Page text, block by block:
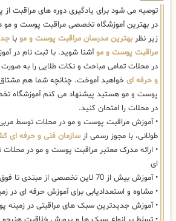
توصیه می شود برای یادگیری دوره های مراقبت از
در بهترین آموزشگاه تخصصی مراقبت پوست و مو
زیر نظربهترین مدرسان مراقبت پوست و مو با
مراقبت پوست و موآشنا شوید. با ثبت نام در
در محلات تمامی مباحث و نکات طلایی را به صورت
و حرفه ای خواهید آموخت. چنانچه شما هم
پوست و مو هستید پیشنهاد می کنم آموزشگاه
در محلات را امتحان کنید.
• آموزش مراقبت پوست و مو در محلات توسط مربی
طولانی، با مجوز رسمی ازسازمان فنی و حرفه ای
• ارائه مدرک معتبر مراقبت پوست و مو در
ای
• آموزش بیش از 70 لاین تخصصی از مبتدی تا فوق پیشرفته
• مشاوه و استعدادیابی برای آموزش حرفه ای در
• آموزش جدیدترین سبک های مراقبتی در زمینه